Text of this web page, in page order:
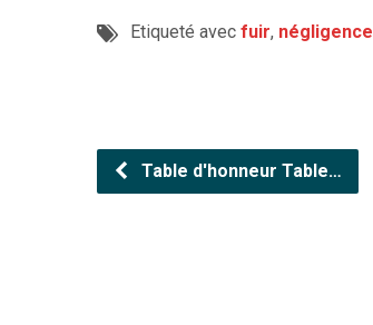
Etiqueté avec fuir, négligence
Table d'honneur Table…